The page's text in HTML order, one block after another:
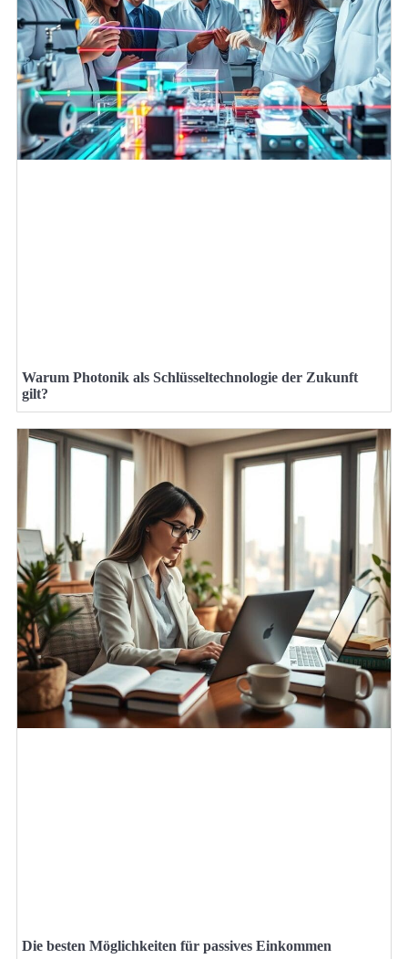
Warum Photonik als Schlüsseltechnologie der Zukunft
gilt?
Die besten Möglichkeiten für passives Einkommen